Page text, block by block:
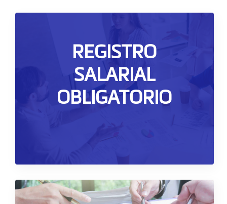
REGISTRO
SALARIAL
OBLIGATORIO
Registro Salarial Obligatorio
Todas las empresas deben realizar el
registro salarial obligatorio con datos
desagregados por género y categoría